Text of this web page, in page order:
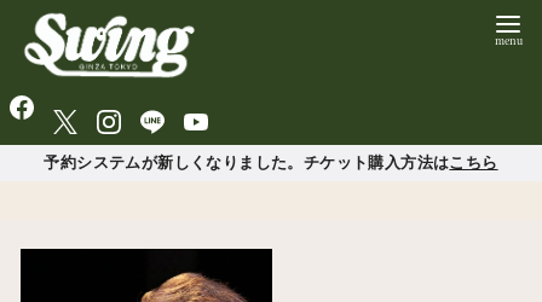
予約システムが新しくなりました。チケット購入方法はこちら